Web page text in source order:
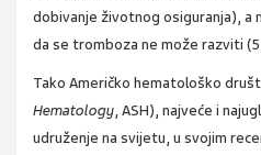
dobivanje životnog osiguranja), a
da se tromboza ne može razviti
Tako Američko hematološko
Hematology, ASH), najveće i
udruženje na svijetu, u svojim